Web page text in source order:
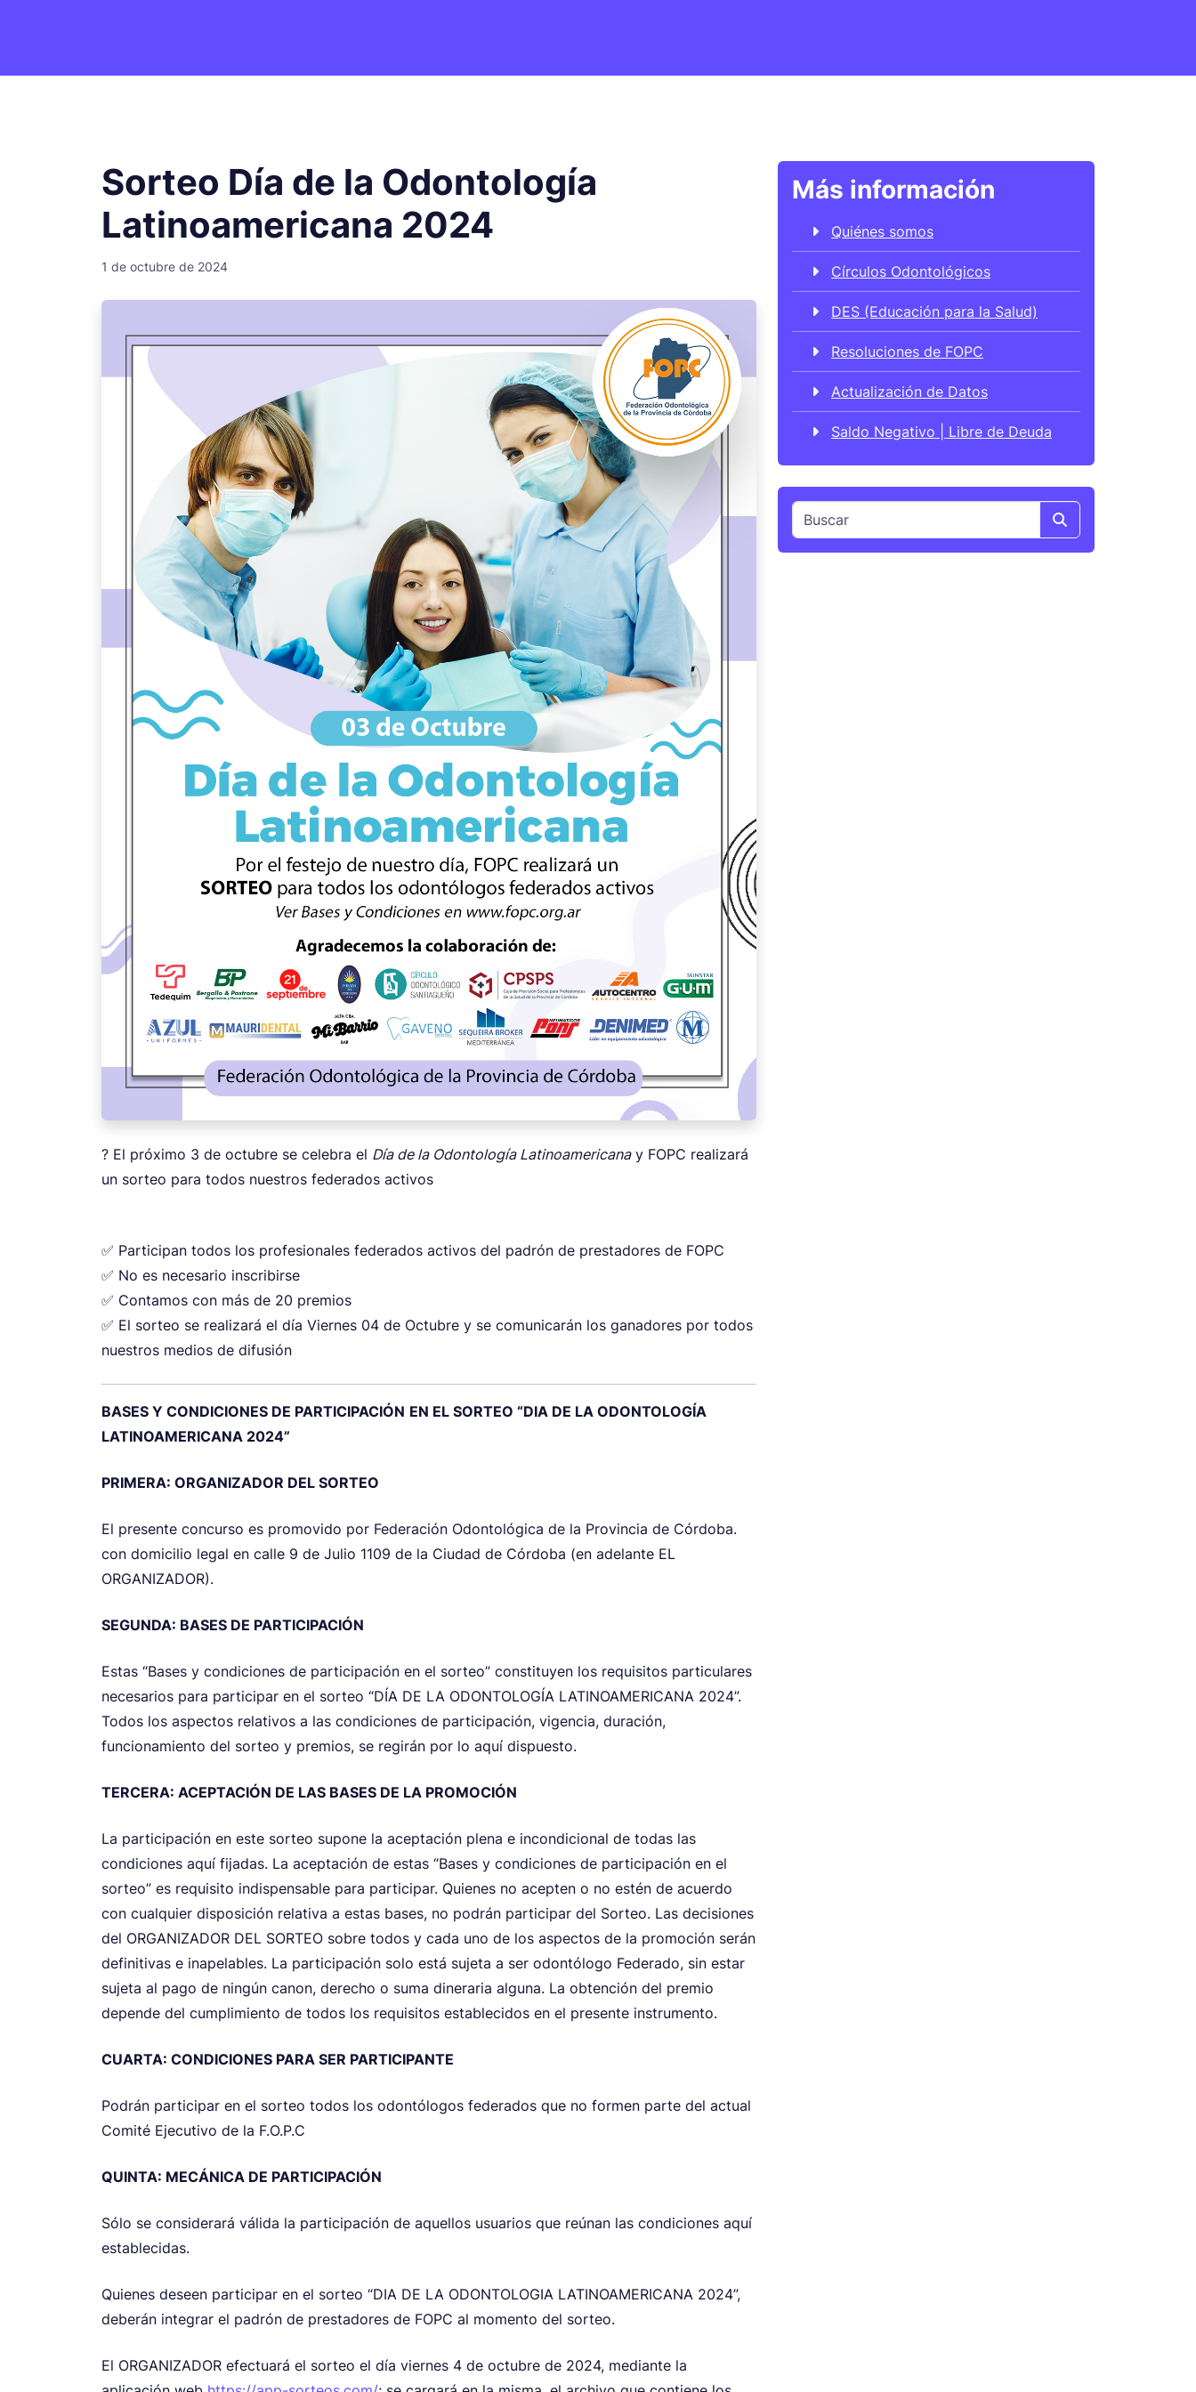
Sorteo Día de la Odontología
Latinoamericana 2024
1 de octubre de 2024
? El próximo 3 de octubre se celebra el Día de la Odontología Latinoamericanay FOPC realizará
un sorteo para todos nuestros federados activos
✅ Participan todos los profesionales federados activos del padrón de prestadores de FOPC
✅ No es necesario inscribirse
✅ Contamos con más de 20 premios
✅ El sorteo se realizará el día Viernes 04 de Octubre y se comunicarán los ganadores por todos
nuestros medios de difusión
BASES Y CONDICIONES DE PARTICIPACIÓN EN EL SORTEO “DIA DE LA ODONTOLOGÍA
LATINOAMERICANA 2024”
PRIMERA: ORGANIZADOR DEL SORTEO
El presente concurso es promovido por Federación Odontológica de la Provincia de Córdoba.
con domicilio legal en calle 9 de Julio 1109 de la Ciudad de Córdoba (en adelante EL
ORGANIZADOR).
SEGUNDA: BASES DE PARTICIPACIÓN
Estas “Bases y condiciones de participación en el sorteo” constituyen los requisitos particulares
necesarios para participar en el sorteo “DÍA DE LA ODONTOLOGÍA LATINOAMERICANA 2024”.
Todos los aspectos relativos a las condiciones de participación, vigencia, duración,
funcionamiento del sorteo y premios, se regirán por lo aquí dispuesto.
TERCERA: ACEPTACIÓN DE LAS BASES DE LA PROMOCIÓN
La participación en este sorteo supone la aceptación plena e incondicional de todas las
condiciones aquí fijadas. La aceptación de estas “Bases y condiciones de participación en el
sorteo” es requisito indispensable para participar. Quienes no acepten o no estén de acuerdo
con cualquier disposición relativa a estas bases, no podrán participar del Sorteo. Las decisiones
del ORGANIZADOR DEL SORTEO sobre todos y cada uno de los aspectos de la promoción serán
definitivas e inapelables. La participación solo está sujeta a ser odontólogo Federado, sin estar
sujeta al pago de ningún canon, derecho o suma dineraria alguna. La obtención del premio
depende del cumplimiento de todos los requisitos establecidos en el presente instrumento.
CUARTA: CONDICIONES PARA SER PARTICIPANTE
Podrán participar en el sorteo todos los odontólogos federados que no formen parte del actual
Comité Ejecutivo de la F.O.P.C
QUINTA: MECÁNICA DE PARTICIPACIÓN
Sólo se considerará válida la participación de aquellos usuarios que reúnan las condiciones aquí
establecidas.
Quienes deseen participar en el sorteo “DIA DE LA ODONTOLOGIA LATINOAMERICANA 2024”,
deberán integrar el padrón de prestadores de FOPC al momento del sorteo.
El ORGANIZADOR efectuará el sorteo el día viernes 4 de octubre de 2024, mediante la
Más información
Quiénes somos
Círculos Odontológicos
DES (Educación para la Salud)
Resoluciones de FOPC
Actualización de Datos
Saldo Negativo | Libre de Deuda